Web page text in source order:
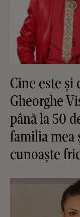
Cine este și
Gheorghe
până la 50
familia mea
cunoaște